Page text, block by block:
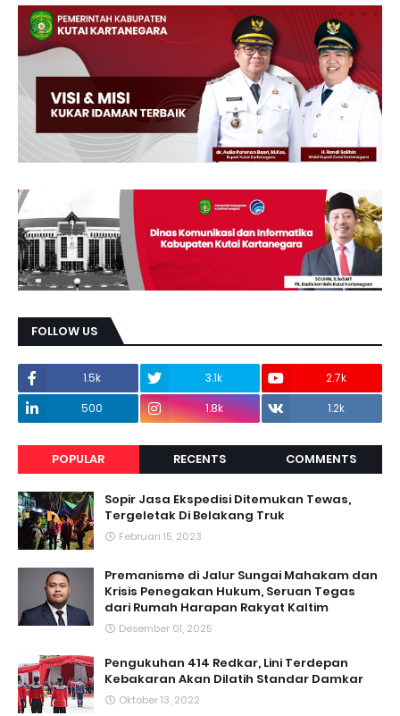
FOLLOW US
1.5k 3.1k
2.7k
500
1.8k 1.2k
POPULAR RECENTS COMMENTS
Sopir Jasa Ekspedisi Ditemukan Tewas,
Tergeletak Di Belakang Truk
Februari 15, 2023
Premanisme di Jalur Sungai Mahakam dan
Krisis Penegakan Hukum, Seruan Tegas
dari Rumah Harapan Rakyat Kaltim
Desember 01, 2025
Pengukuhan 414 Redkar, Lini Terdepan
Kebakaran Akan Dilatih Standar Damkar
Oktober 13, 2022